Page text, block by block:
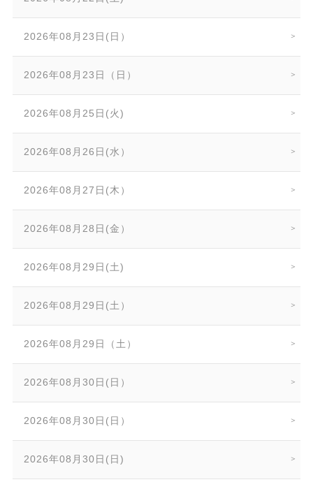
2026年08月23日(日）
2026年08月23日（日）
2026年08月25日(火)
2026年08月26日(水）
2026年08月27日(木）
2026年08月28日(金）
2026年08月29日(土)
2026年08月29日(土）
2026年08月29日（土）
2026年08月30日(日）
2026年08月30日(日）
2026年08月30日(日)